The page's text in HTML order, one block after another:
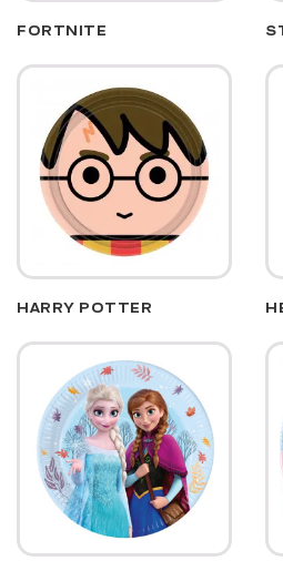
FORTNITE
HARRY POTTER